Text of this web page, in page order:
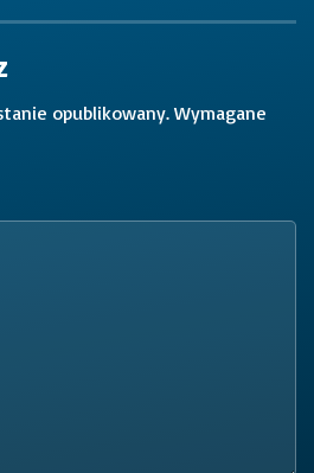
opublikowany. Wymagane